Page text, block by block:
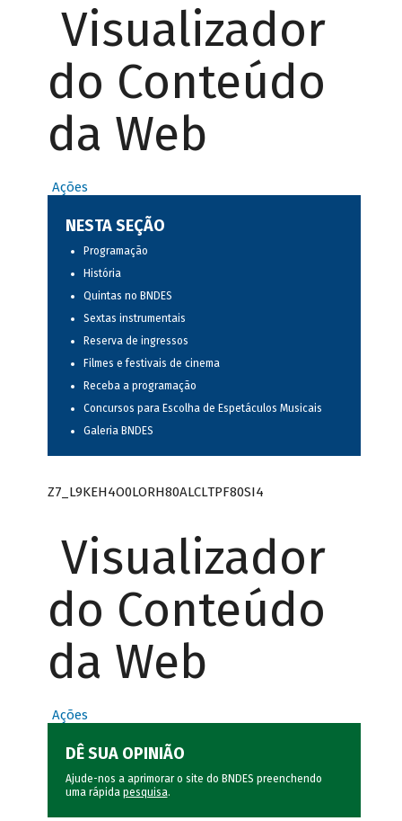
Visualizador
do Conteúdo
da Web
Ações
NESTA SEÇÃO
Programação
História
Quintas no BNDES
Sextas instrumentais
Reserva de ingressos
Filmes e festivais de cinema
Receba a programação
Concursos para Escolha de Espetáculos Musicais
Galeria BNDES
Z7_L9KEH4O0LORH80ALCLTPF80SI4
Visualizador
do Conteúdo
da Web
Ações
DÊ SUA OPINIÃO
Ajude-nos a aprimorar o site do BNDES preenchendo
uma rápida pesquisa.